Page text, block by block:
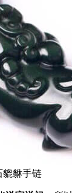
貔貅手链